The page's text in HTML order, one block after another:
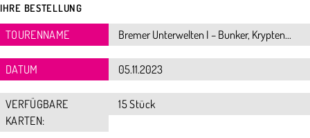
IHRE BESTELLUNG
TOURENNAME
DATUM
VERFÜGBARE
KARTEN:
15 Stück